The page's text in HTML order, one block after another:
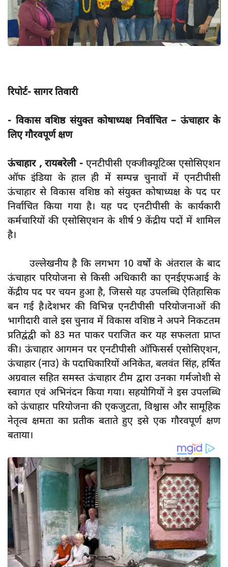
App verify
समस्या
राजनीति
स्वास्थ्य
साक्षात्कार
सामाजिक
खेल
latest
प्रशासनिक
दुर्घटना
Login
Register
English
रिपोर्ट- सागर तिवारी
- विकास वशिष्ठ संयुक्त कोषाध्यक्ष निर्वाचित – ऊंचाहार के
लिए गौरवपूर्ण क्षण
ऊंचाहार , रायबरेली - एनटीपीसी एक्जीक्यूटिव्स एसोसिएशन
ऑफ इंडिया के हाल ही में सम्पन्न चुनावों में एनटीपीसी
ऊंचाहार से विकास वशिष्ठ को संयुक्त कोषाध्यक्ष के पद पर
निर्वाचित किया गया है। यह पद एनटीपीसी के कार्यकारी
कर्मचारियों की एसोसिएशन के शीर्ष 9 केंद्रीय पदों में शामिल
है।
उल्लेखनीय है कि लगभग 10 वर्षों के अंतराल के बाद
ऊंचाहार परियोजना से किसी अधिकारी का एनईएफआई के
केंद्रीय पद पर चयन हुआ है, जिससे यह उपलब्धि ऐतिहासिक
बन गई है।देशभर की विभिन्न एनटीपीसी परियोजनाओं की
भागीदारी वाले इस चुनाव में विकास वशिष्ठ ने अपने निकटतम
प्रतिद्वंद्वी को 83 मत पाकर पराजित कर यह सफलता प्राप्त
की। ऊंचाहार आगमन पर एनटीपीसी ऑफिसर्स एसोसिएशन,
ऊंचाहार (नाउ) के पदाधिकारियों अनिकेत, बलवंत सिंह, हर्षित
अग्रवाल सहित समस्त ऊंचाहार टीम द्वारा उनका गर्मजोशी से
स्वागत एवं अभिनंदन किया गया। सहयोगियों ने इस उपलब्धि
को ऊंचाहार परियोजना की एकजुटता, विश्वास और सामूहिक
नेतृत्व क्षमता का प्रतीक बताते हुए इसे एक गौरवपूर्ण क्षण
बताया।